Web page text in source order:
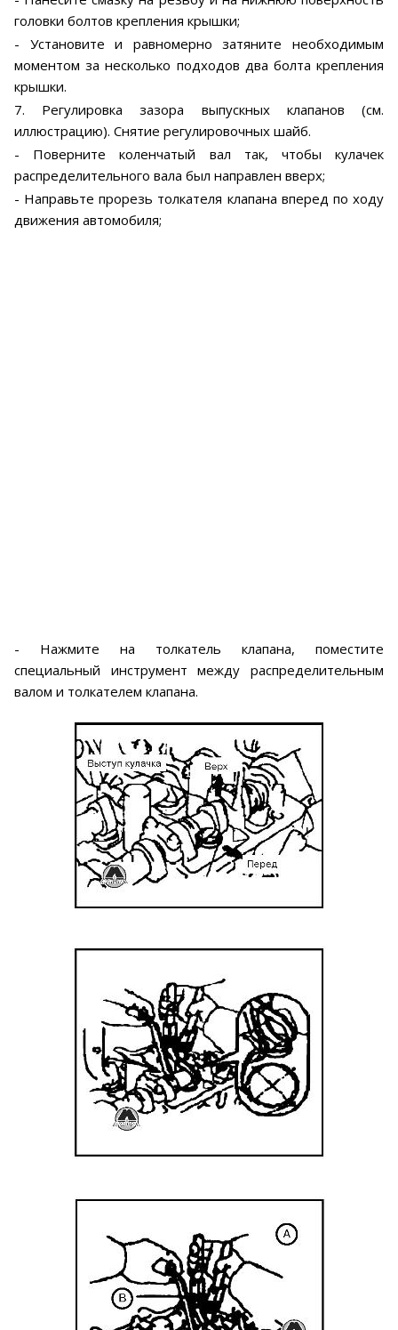
головки болтов крепления крышки;
- Установите и равномерно затяните необходимым
моментом за несколько подходов два болта крепления
крышки.
7. Регулировка зазора выпускных клапанов (см.
иллюстрацию). Снятие регулировочных шайб.
- Поверните коленчатый вал так, чтобы кулачек
распределительного вала был направлен вверх;
- Направьте прорезь толкателя клапана вперед по ходу
движения автомобиля;
- Нажмите на толкатель клапана, поместите
специальный инструмент между распределительным
валом и толкателем клапана.